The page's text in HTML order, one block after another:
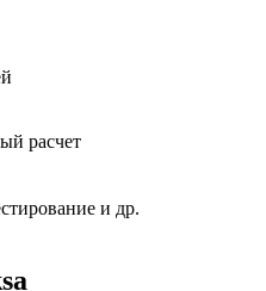
расчет
и др.